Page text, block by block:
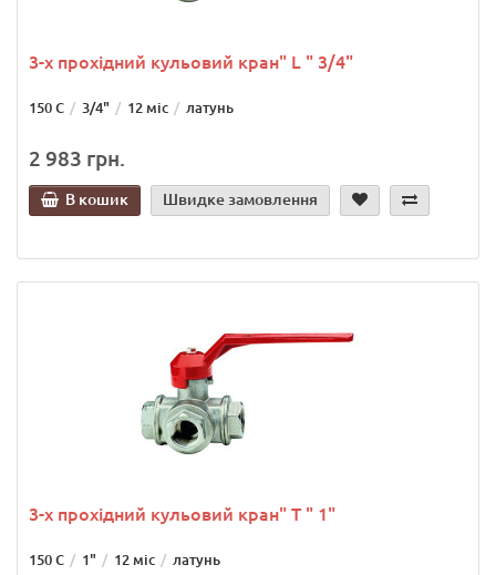
3-х прохідний кульовий кран" L " 3/4"
150 С 3/4" 12 міс латунь
2 983 грн.
В кошик Швидке замовлення
3-х прохідний кульовий кран" Т " 1"
150 С 1" 12 міс латунь